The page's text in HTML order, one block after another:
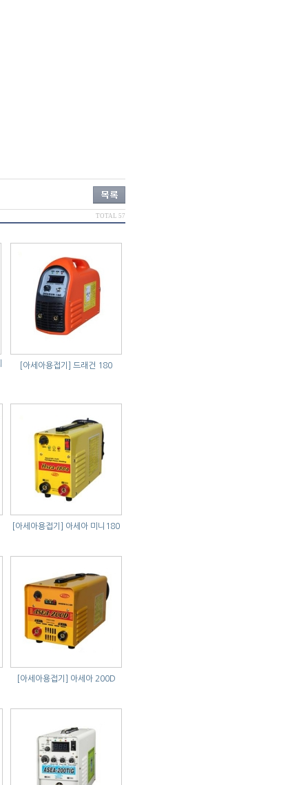
TOTAL 57
[아세아용접기] 드래건 180
[아세아용접기] 아세아 미니180
[아세아용접기] 아세아 200D